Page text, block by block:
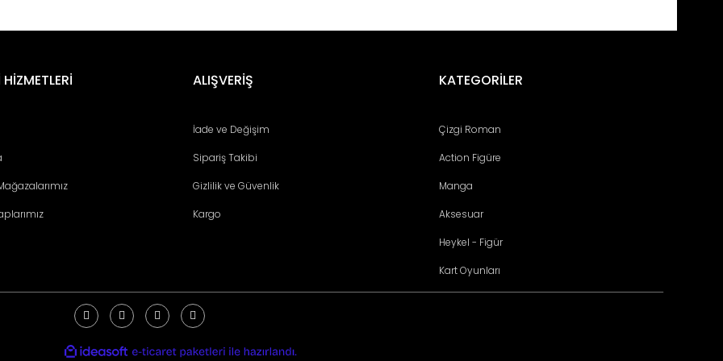
Yorum YazALIŞVERİŞ
İade ve Değişim
Sipariş Takibi
Gizlilik ve Güvenlik
Kargo
KATEGORİLER
Çizgi Roman
Action Figüre
Manga
Aksesuar
Heykel - Figür
Kart Oyunları
ideasoft
e-